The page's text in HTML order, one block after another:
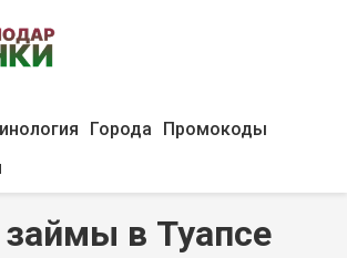
Города
Промокоды
в Туапсе